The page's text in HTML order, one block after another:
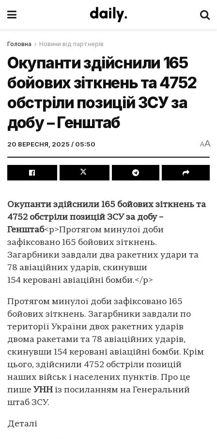
Головна Новини від партнерів
Окупанти здійснили 165
бойових зіткнень та 4752
обстріли позицій ЗСУ за
добу – Генштаб
20 ВЕРЕСНЯ, 2025 / 05:50 AA
Окупанти здійснили 165 бойових зіткнень та
4752 обстріли позицій ЗСУ за добу –
Генштаб<p>Протягом минулої доби
зафіксовано 165 бойових зіткнень.
Загарбники завдали два ракетних удари та
78 авіаційних ударів, скинувши
154 керовані авіаційні бомби.</p>
Протягом минулої доби зафіксовано 165
бойових зіткнень. Загарбники завдали по
території України двох ракетних ударів
двома ракетами та 78 авіаційних ударів,
скинувши 154 керовані авіаційні бомби. Крім
цього, здійснили 4752 обстріли позицій
наших військ і населених пунктів. Про це
пише УНН із посиланням на Генеральний
штаб ЗСУ.
Деталі